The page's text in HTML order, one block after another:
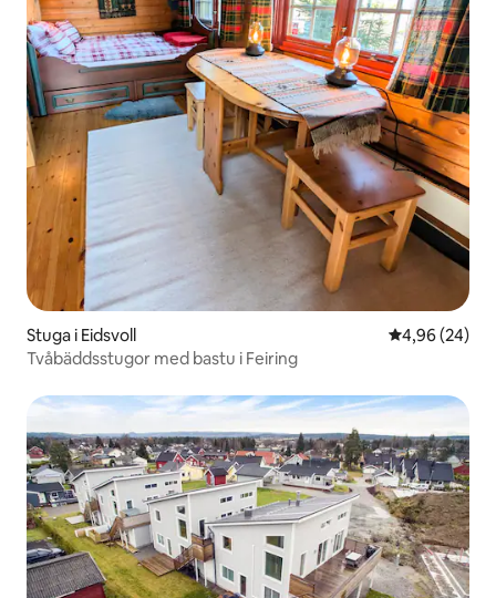
Stuga i Eidsvoll 4,96 av 5 i
4,96 (24)
Tvåbäddsstugor med bastu i Feiring